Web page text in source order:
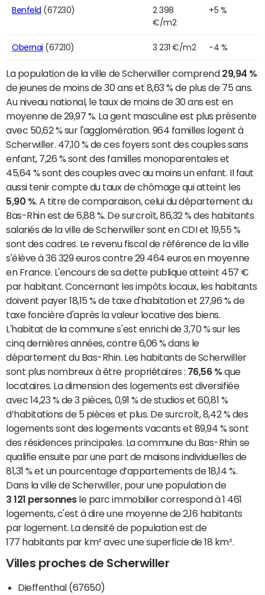
Benfeld (67230)
2 398
€/m2
+5 %
Obernai (67210) 3 231 €/m2 -4 %
La population de la ville de Scherwiller comprend 29,94 %
de jeunes de moins de 30 ans et 8,63 % de plus de 75 ans.
Au niveau national, le taux de moins de 30 ans est en
moyenne de 29,97 %. La gent masculine est plus présente
avec 50,62 % sur l'agglomération. 964 familles logent à
Scherwiller. 47,10 % de ces foyers sont des couples sans
enfant, 7,26 % sont des familles monoparentales et
45,64 % sont des couples avec au moins un enfant. Il faut
aussi tenir compte du taux de chômage qui atteint les
5,90 %. A titre de comparaison, celui du département du
Bas-Rhin est de 6,88 %. De surcroît, 86,32 % des habitants
salariés de la ville de Scherwiller sont en CDI et 19,55 %
sont des cadres. Le revenu fiscal de référence de la ville
s'élève à 36 329 euros contre 29 464 euros en moyenne
en France. L'encours de sa dette publique atteint 457 €
par habitant. Concernant les impôts locaux, les habitants
doivent payer 18,15 % de taxe d'habitation et 27,96 % de
taxe foncière d'après la valeur locative des biens.
L'habitat de la commune s'est enrichi de 3,70 % sur les
cinq dernières années, contre 6,06 % dans le
département du Bas-Rhin. Les habitants de Scherwiller
sont plus nombreux à être propriétaires : 76,56 % que
locataires. La dimension des logements est diversifiée
avec 14,23 % de 3 pièces, 0,91 % de studios et 60,81 %
d’habitations de 5 pièces et plus. De surcroît, 8,42 % des
logements sont des logements vacants et 89,94 % sont
des résidences principales. La commune du Bas-Rhin se
qualifie ensuite par une part de maisons individuelles de
81,31 % et un pourcentage d’appartements de 18,14 %.
Dans la ville de Scherwiller, pour une population de
3 121 personnesle parc immobilier correspond à 1 461
logements, c'est à dire une moyenne de 2,16 habitants
par logement. La densité de population est de
177 habitants par km² avec une superficie de 18 km².
Villes proches de Scherwiller
Dieffenthal (67650)